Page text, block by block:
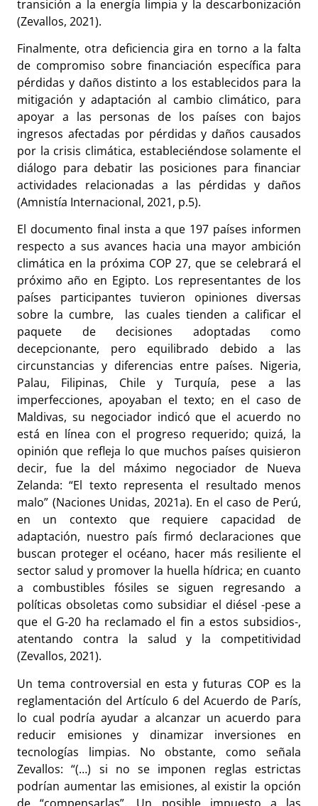
transición a la energía limpia y la descarbonización
(Zevallos, 2021).
Finalmente, otra deficiencia gira en torno a la falta
de compromiso sobre financiación específica para
pérdidas y daños distinto a los establecidos para la
mitigación y adaptación al cambio climático, para
apoyar a las personas de los países con bajos
ingresos afectadas por pérdidas y daños causados
por la crisis climática, estableciéndose solamente el
diálogo para debatir las posiciones para financiar
actividades relacionadas a las pérdidas y daños
(Amnistía Internacional, 2021, p.5).
El documento final insta a que 197 países informen
respecto a sus avances hacia una mayor ambición
climática en la próxima COP 27, que se celebrará el
próximo año en Egipto. Los representantes de los
países participantes tuvieron opiniones diversas
sobre la cumbre, las cuales tienden a calificar el
paquete de decisiones adoptadas como
decepcionante, pero equilibrado debido a las
circunstancias y diferencias entre países. Nigeria,
Palau, Filipinas, Chile y Turquía, pese a las
imperfecciones, apoyaban el texto; en el caso de
Maldivas, su negociador indicó que el acuerdo no
está en línea con el progreso requerido; quizá, la
opinión que refleja lo que muchos países quisieron
decir, fue la del máximo negociador de Nueva
Zelanda: “El texto representa el resultado menos
malo” (Naciones Unidas, 2021a). En el caso de Perú,
en un contexto que requiere capacidad de
adaptación, nuestro país firmó declaraciones que
buscan proteger el océano, hacer más resiliente el
sector salud y promover la huella hídrica; en cuanto
a combustibles fósiles se siguen regresando a
políticas obsoletas como subsidiar el diésel -pese a
que el G-20 ha reclamado el fin a estos subsidios-,
atentando contra la salud y la competitividad
(Zevallos, 2021).
Un tema controversial en esta y futuras COP es la
reglamentación del Artículo 6 del Acuerdo de París,
lo cual podría ayudar a alcanzar un acuerdo para
reducir emisiones y dinamizar inversiones en
tecnologías limpias. No obstante, como señala
Zevallos: “(…) si no se imponen reglas estrictas
podrían aumentar las emisiones, al existir la opción